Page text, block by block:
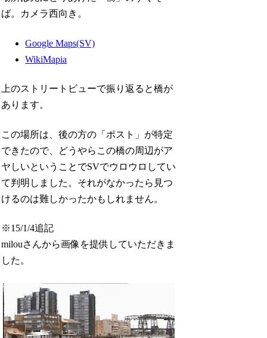
ば。カメラ西向き。
Google Maps(SV)
WikiMapia
上のストリートビューで振り返ると橋が
あります。
この場所は、後の方の「ポスト」が特定
できたので、どうやらこの橋の周辺がア
ヤしいということでSVでウロウロしてい
て判明しました。それがなかったら見つ
けるのは難しかったかもしれません。
※15/1/4追記
milouさんから画像を提供していただきま
した。